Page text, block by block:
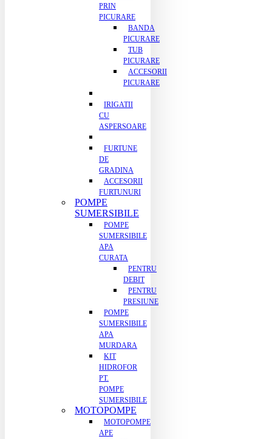
PRIN
PICURARE
BANDA
PICURARE
TUB
PICURARE
ACCESORII
PICURARE
IRIGATII
CU
ASPERSOARE
FURTUNE
DE
GRADINA
ACCESORII
FURTUNURI
POMPE
SUMERSIBILE
POMPE
SUMERSIBILE
APA
CURATA
PENTRU
DEBIT
PENTRU
PRESIUNE
POMPE
SUMERSIBILE
APA
MURDARA
KIT
HIDROFOR
PT.
POMPE
SUMERSIBILE
MOTOPOMPE
MOTOPOMPE
APE